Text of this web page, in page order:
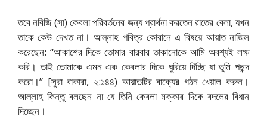
তবে নবিজি (সা) কেবলা পরিবর্তনের জন্য প্রার্থনা করতেন রাতের বেলা, যখন
তাকে কেউ দেখত না। আল্লাহ পবিত্র কোরানে এ বিষয়ে আয়াত নাজিল
করেছেন:“আকাশের দিকে তোমার বারবার তাকানোকে আমি অবশ্যই লক্ষ
করি। তাই তোমাকে এমন এক কেবলার দিকে ঘুরিয়ে দিচ্ছি যা তুমি পছন্দ
করো।” [সুরা বাকারা, ২:১৪৪) আয়াতটির বাক্যের গঠন খেয়াল করুন।
আল্লাহ কিন্তু বলছেন না যে তিনি কেবলা মক্কার দিকে বদলের বিধান
দিচ্ছেন।